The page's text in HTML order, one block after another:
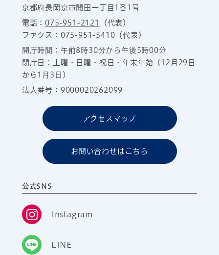
京都府長岡京市開田一丁目1番1号
電話：075-951-2121
（代表）
ファクス：075-951-5410（代表）
開庁時間：午前8時30分から午後5時00分
閉庁日：土曜・日曜・祝日・年末年始（12月29日
から1月3日）
法人番号：9000020262099
アクセスマップ
お問い合わせはこちら
公式SNS
Instagram
LINE